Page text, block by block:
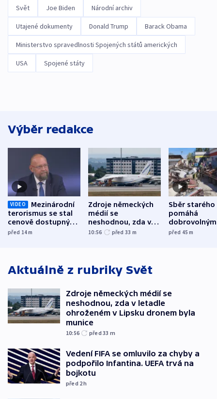
Svět Joe Biden Národní archiv
Utajené dokumenty Donald Trump Barack Obama
Ministerstvo spravedlnosti Spojených států amerických
USA Spojené státy
Výběr redakce
VIDEO
Mezinárodní
terorismus se stal
cenově dostupným,
varuje Bartošek
před 14m
Zdroje německých
médií se
neshodnou, zda v
letadle ohroženém
10:56 před 33 m
Sběr starého
pomáhá
dobrovolným
hasičům
před 45m
Aktuálně z rubriky Svět
Zdroje německých médií se
neshodnou, zda v letadle
ohroženém v Lipsku dronem byla
munice
10:56 před 33 m
Vedení FIFA se omluvilo za chyby a
podpořilo Infantina. UEFA trvá na
bojkotu
před 2h